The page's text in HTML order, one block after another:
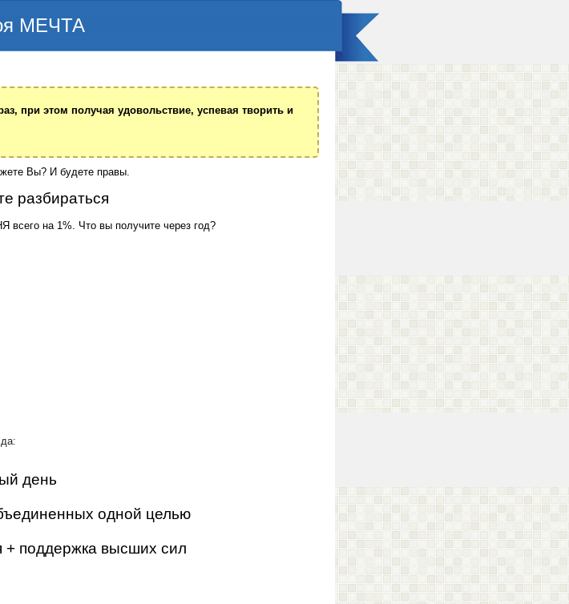
МЕЧТА
при этом получая удовольствие, успевая творить и
Вы? И будете правы.
разбираться
всего на 1%. Что вы получите через год?
день
одной целью
+ поддержка высших сил